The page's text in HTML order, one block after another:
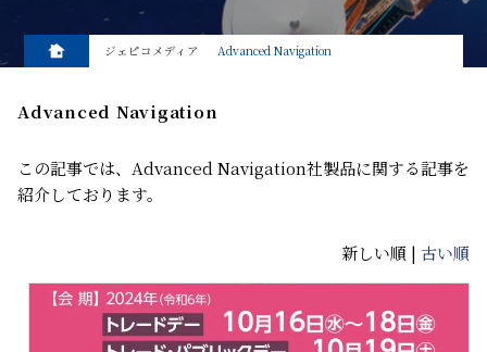
ジェピコメディア Advanced Navigation
Advanced Navigation
この記事では、Advanced Navigation社製品に関する記事を
紹介しております。
新しい順 | 古い順